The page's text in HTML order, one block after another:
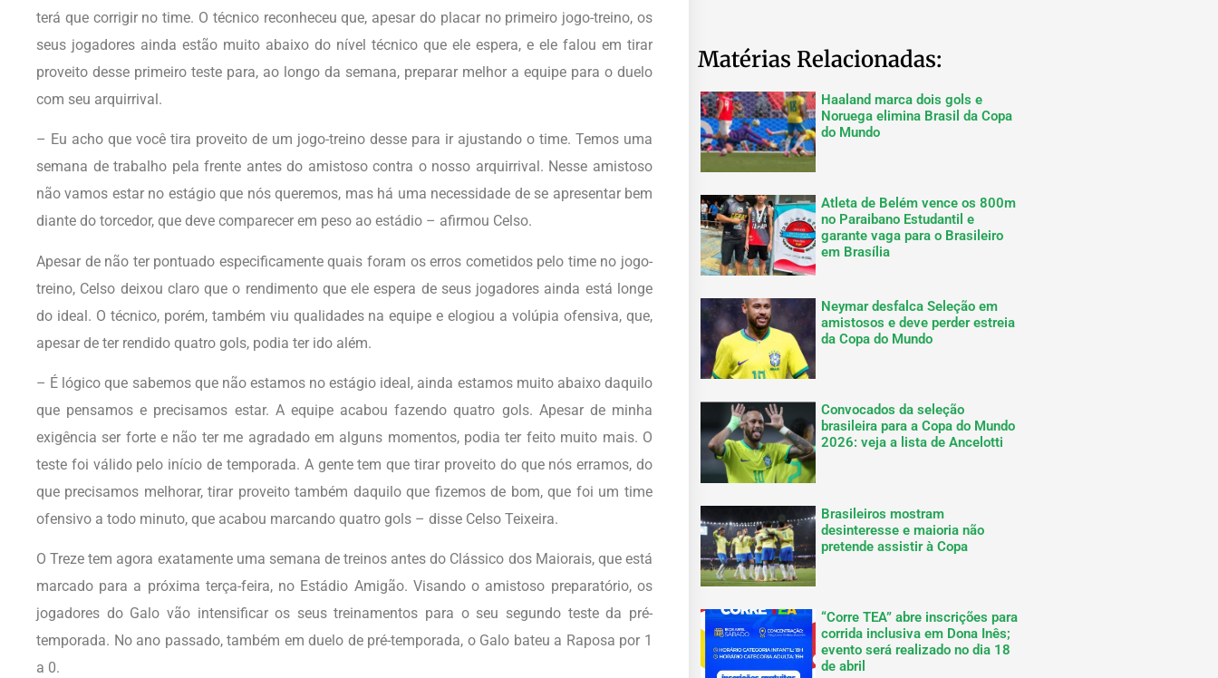
terá que corrigir no time. O técnico reconheceu que, apesar do placar no primeiro jogo-treino, os
seus jogadores ainda estão muito abaixo do nível técnico que ele espera, e ele falou em tirar
proveito desse primeiro teste para, ao longo da semana, preparar melhor a equipe para o duelo
com seu arquirrival.
– Eu acho que você tira proveito de um jogo-treino desse para ir ajustando o time. Temos uma
semana de trabalho pela frente antes do amistoso contra o nosso arquirrival. Nesse amistoso
não vamos estar no estágio que nós queremos, mas há uma necessidade de se apresentar bem
diante do torcedor, que deve comparecer em peso ao estádio – afirmou Celso.
Apesar de não ter pontuado especificamente quais foram os erros cometidos pelo time no jogo-
treino, Celso deixou claro que o rendimento que ele espera de seus jogadores ainda está longe
do ideal. O técnico, porém, também viu qualidades na equipe e elogiou a volúpia ofensiva, que,
apesar de ter rendido quatro gols, podia ter ido além.
– É lógico que sabemos que não estamos no estágio ideal, ainda estamos muito abaixo daquilo
que pensamos e precisamos estar. A equipe acabou fazendo quatro gols. Apesar de minha
exigência ser forte e não ter me agradado em alguns momentos, podia ter feito muito mais. O
teste foi válido pelo início de temporada. A gente tem que tirar proveito do que nós erramos, do
que precisamos melhorar, tirar proveito também daquilo que fizemos de bom, que foi um time
ofensivo a todo minuto, que acabou marcando quatro gols – disse Celso Teixeira.
O Treze tem agora exatamente uma semana de treinos antes do Clássico dos Maiorais, que está
marcado para a próxima terça-feira, no Estádio Amigão. Visando o amistoso preparatório, os
jogadores do Galo vão intensificar os seus treinamentos para o seu segundo teste da pré-
temporada. No ano passado, também em duelo de pré-temporada, o Galo bateu a Raposa por 1
a 0.
Matérias Relacionadas:
Haaland marca dois gols e
Noruega elimina Brasil da Copa
do Mundo
Atleta de Belém vence os 800m
no Paraibano Estudantil e
garante vaga para o Brasileiro
em Brasília
Neymar desfalca Seleção em
amistosos e deve perder estreia
da Copa do Mundo
Convocados da seleção
brasileira para a Copa do Mundo
2026: veja a lista de Ancelotti
Brasileiros mostram
desinteresse e maioria não
pretende assistir à Copa
“Corre TEA” abre inscrições para
corrida inclusiva em Dona Inês;
evento será realizado no dia 18
de abril